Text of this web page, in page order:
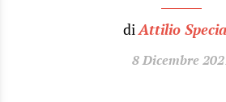
diAttilio
8 Dicembre